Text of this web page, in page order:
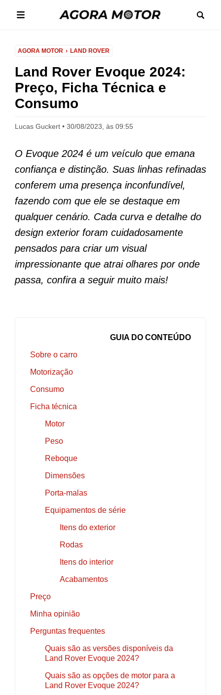
AGORA MOTOR LAND ROVER
Land Rover Evoque 2024:
Preço, Ficha Técnica e
Consumo
Lucas Guckert 30/08/2023, às 09:55
O Evoque 2024 é um veículo que emana
confiança e distinção. Suas linhas refinadas
conferem uma presença inconfundível,
fazendo com que ele se destaque em
qualquer cenário. Cada curva e detalhe do
design exterior foram cuidadosamente
pensados para criar um visual
impressionante que atrai olhares por onde
passa, confira a seguir muito mais!
GUIA DO CONTEÚDO
Sobre o carro
Motorização
Consumo
Ficha técnica
Motor
Peso
Reboque
Dimensões
Porta-malas
Equipamentos de série
Itens do exterior
Rodas
Itens do interior
Acabamentos
Preço
Minha opinião
Perguntas frequentes
Quais são as versões disponíveis da
Land Rover Evoque 2024?
Quais são as opções de motor para a
Land Rover Evoque 2024?